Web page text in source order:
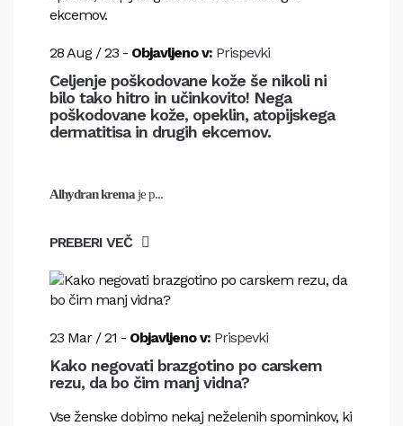
28 Aug/23 - Objavljeno v: Prispevki
Celjenje poškodovane kože še nikoli ni
bilo tako hitro in učinkovito! Nega
poškodovane kože, opeklin, atopijskega
dermatitisa in drugih ekcemov.
Alhydran kremaje p...
PREBERI VEČ
23 Mar/21 - Objavljeno v: Prispevki
Kako negovati brazgotino po carskem
rezu, da bo čim manj vidna?
Vse ženske dobimo nekaj neželenih spominkov, ki